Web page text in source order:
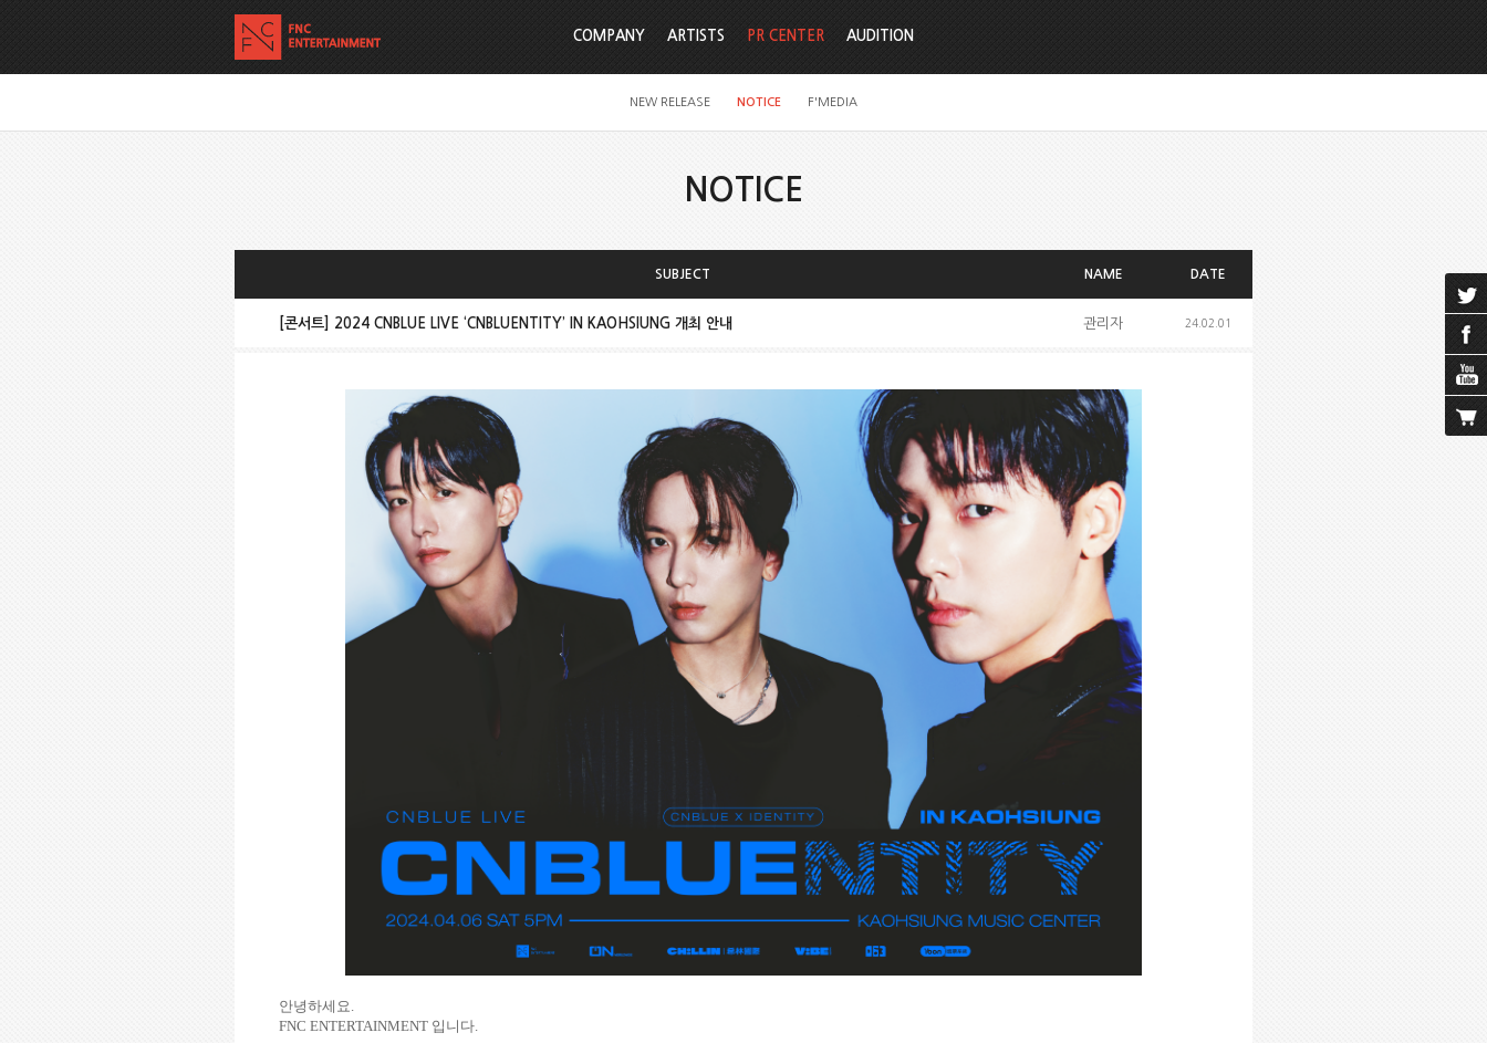
COMPANY ARTISTS PR CENTER
NEW RELEASE NOTICE F'MEDIA
AUDITION
NOTICE
SUBJECT NAME DATE
[콘서트] 2024 CNBLUE LIVE ‘CNBLUENTITY’ IN KAOHSIUNG 개최 안내 관리자 24.02.01
안녕하세요.
FNC ENTERTAINMENT 입니다.